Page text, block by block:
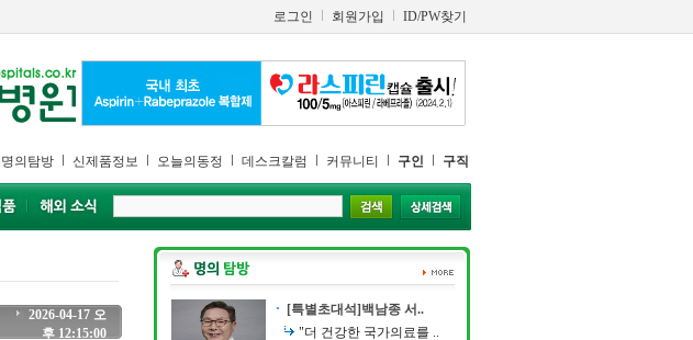
로그인 회원가입 ID/PW찾기
명의탐방 신제품정보 오늘의동정 데스크칼럼 커뮤니티 구인 구직
2026-04-17 오
후 12:15:00
[특별초대석]백남종 서..
"더 건강한 국가의료를 ..